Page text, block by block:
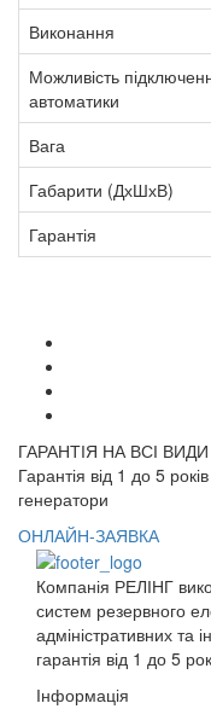
Виконання
Можливість
автоматики
Вага
Габарити (ДхШхВ)
Гарантія
ГАРАНТІЯ НА ВСІ
Гарантія від 1 до 5
генератори
ОНЛАЙН-ЗАЯВКА
Компанія РЕЛІНГ
систем резервного
адміністративних та
гарантія від 1 до 5
Інформація